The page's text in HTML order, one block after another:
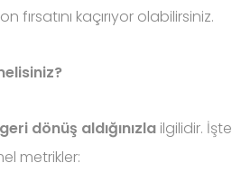
kaçırıyor olabilirsiniz.
dönüş aldığınızlailgilidir. İşte
metrikler: